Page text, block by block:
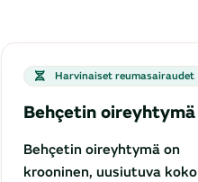
Tulokset päivitetty. Tuloksia: 22
Harvinaiset reumasairaudet
Behçetin oireyhtymä
Behçetin oireyhtymä on
krooninen, uusiutuva koko